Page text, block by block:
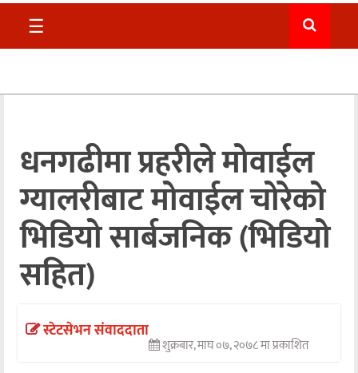
समाचार
सुदुर
अन्तराष्ट्रिय
अन्तर्वार्ता
अर्थ
खेलकुद
मनोरञ्जन
☰
धनगढीमा प्रहरीले मोवाईल
ग्यालरीबाट मोवाईल चोरेको
भिडियो सार्बजनिक (भिडियो
सहित)
स्टेटसेभन संवाददाता
शुक्रबार, माघ ०७, २०७८ मा प्रकाशित